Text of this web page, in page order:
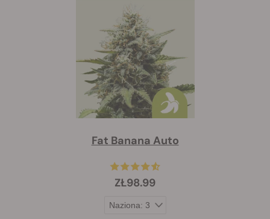
Fat Banana Auto
ZŁ98.99